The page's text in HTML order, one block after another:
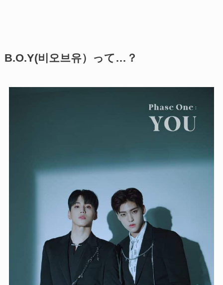
B.O.Y(비오브유）って…？